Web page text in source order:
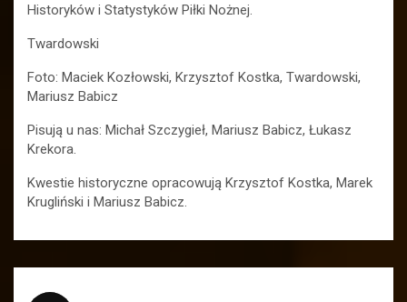
Historyków i Statystyków Piłki Nożnej.
Twardowski
Foto: Maciek Kozłowski, Krzysztof Kostka, Twardowski,
Mariusz Babicz
Pisują u nas: Michał Szczygieł, Mariusz Babicz, Łukasz
Krekora.
Kwestie historyczne opracowują Krzysztof Kostka, Marek
Krugliński i Mariusz Babicz.